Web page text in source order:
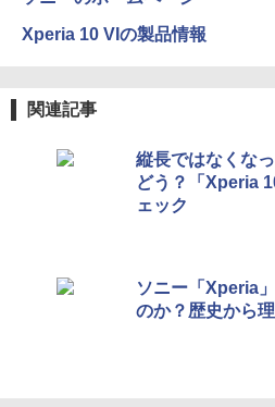
Xperia 10 VIの製品情報
関連記事
縦長ではなくな
どう？「Xperia
ェック
ソニー「Xperia
のか？歴史から